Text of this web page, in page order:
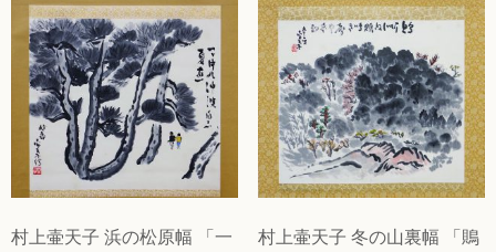
村上壷天子 浜の松原幅 「一
村上壷天子 冬の山裏幅 「鵙